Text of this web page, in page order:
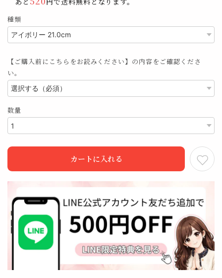
種類
【ご購入前にこちらをお読みください】の内容をご確認くださ
い。
数量
カートに入れる